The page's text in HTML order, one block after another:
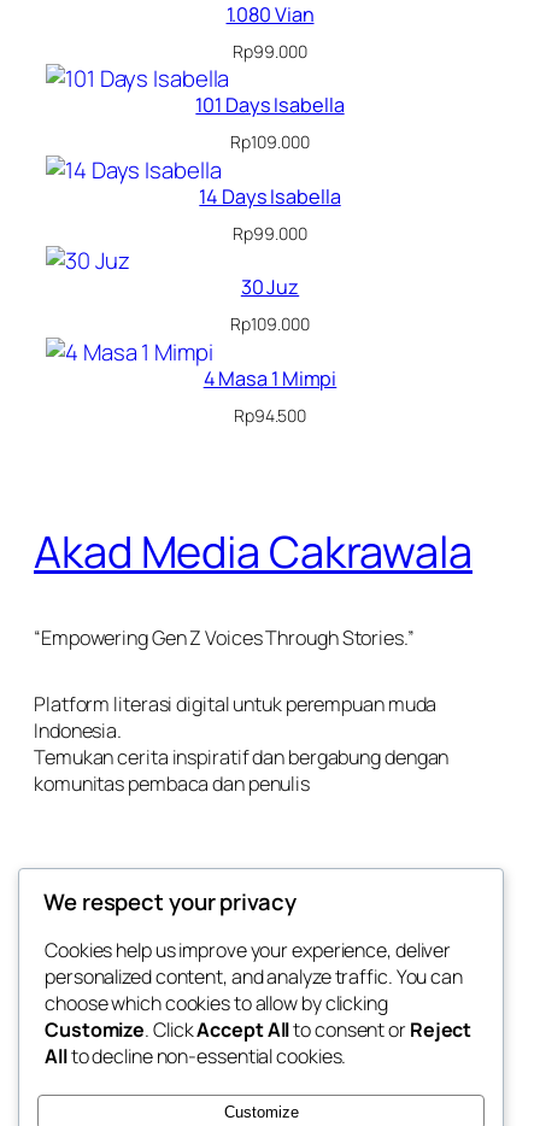
1.080 Vian
Rp99.000
101 Days Isabella
Rp109.000
14 Days Isabella
Rp99.000
30 Juz
Rp109.000
4 Masa 1 Mimpi
Rp94.500
Akad Media Cakrawala
“Empowering Gen Z Voices Through Stories.”
Platform literasi digital untuk perempuan muda
Indonesia.
Temukan cerita inspiratif dan bergabung dengan
komunitas pembaca dan penulis
Home
About Us
Our Product
Career
Contact
We respect your privacy
Cookies help us improve your experience, deliver
personalized content, and analyze traffic. You can
choose which cookies to allow by clicking
Customize. ClickAccept Allto consent orReject
Allto decline non-essential cookies.
Customize